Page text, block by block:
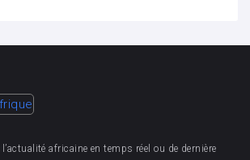
africaine en temps réel ou de dernière